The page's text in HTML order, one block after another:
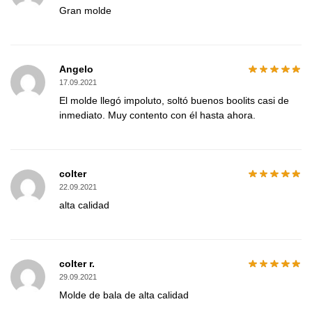
Gran molde
Angelo
17.09.2021
El molde llegó impoluto, soltó buenos boolits casi de
inmediato. Muy contento con él hasta ahora.
colter
22.09.2021
alta calidad
colter r.
29.09.2021
Molde de bala de alta calidad